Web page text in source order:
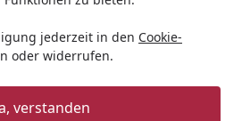
jederzeit in den Cookie-
oder widerrufen.
verstanden